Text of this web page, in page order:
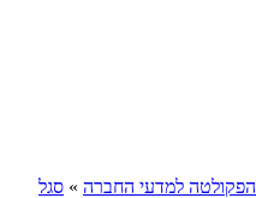
הפקולטה למדעי החברה » סגל